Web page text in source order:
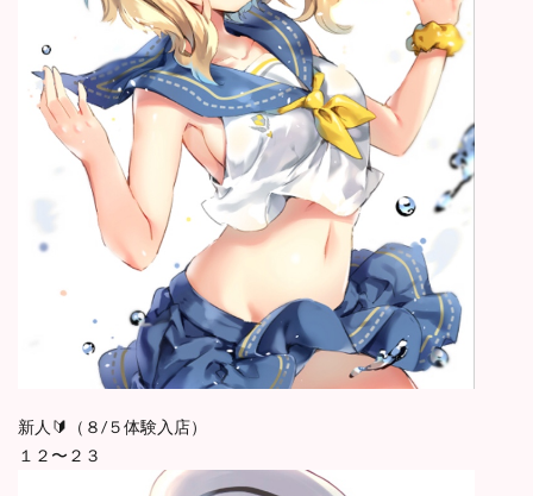
新人🔰（８/５体験入店）
１２〜２３